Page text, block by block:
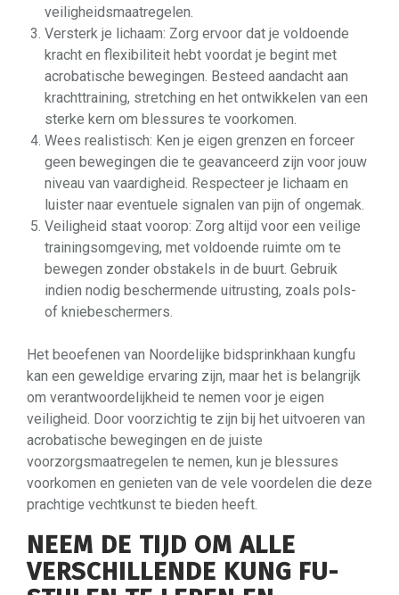
veiligheidsmaatregelen.
Versterk je lichaam: Zorg ervoor dat je voldoende
kracht en flexibiliteit hebt voordat je begint met
acrobatische bewegingen. Besteed aandacht aan
krachttraining, stretching en het ontwikkelen van een
sterke kern om blessures te voorkomen.
Wees realistisch: Ken je eigen grenzen en forceer
geen bewegingen die te geavanceerd zijn voor jouw
niveau van vaardigheid. Respecteer je lichaam en
luister naar eventuele signalen van pijn of ongemak.
Veiligheid staat voorop: Zorg altijd voor een veilige
trainingsomgeving, met voldoende ruimte om te
bewegen zonder obstakels in de buurt. Gebruik
indien nodig beschermende uitrusting, zoals pols-
of kniebeschermers.
Het beoefenen van Noordelijke bidsprinkhaan kungfu
kan een geweldige ervaring zijn, maar het is belangrijk
om verantwoordelijkheid te nemen voor je eigen
veiligheid. Door voorzichtig te zijn bij het uitvoeren van
acrobatische bewegingen en de juiste
voorzorgsmaatregelen te nemen, kun je blessures
voorkomen en genieten van de vele voordelen die deze
prachtige vechtkunst te bieden heeft.
NEEM DE TIJD OM ALLE
VERSCHILLENDE KUNG FU-